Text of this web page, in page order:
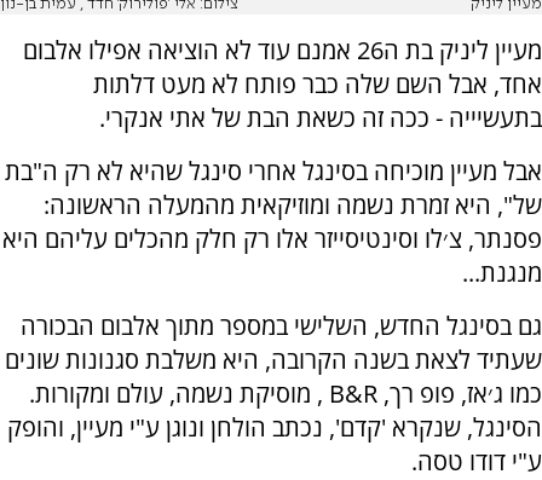
מעיין ליניק צילום: אלי ׳פולירוק׳ חדד , עמית בן-נון
מעיין ליניק בת ה26 אמנם עוד לא הוציאה אפילו אלבום
אחד, אבל השם שלה כבר פותח לא מעט דלתות
בתעשיייה - ככה זה כשאת הבת של אתי אנקרי.
אבל מעיין מוכיחה בסינגל אחרי סינגל שהיא לא רק ה"בת
של", היא זמרת נשמה ומוזיקאית מהמעלה הראשונה:
פסנתר, צ׳לו וסינטיסייזר אלו רק חלק מהכלים עליהם היא
מנגנת...
גם בסינגל החדש, השלישי במספר מתוך אלבום הבכורה
שעתיד לצאת בשנה הקרובה, היא משלבת סגנונות שונים
כמו ג׳אז, פופ רך, B&R , מוסיקת נשמה, עולם ומקורות.
הסינגל, שנקרא 'קדם', נכתב הולחן ונוגן ע"י מעיין, והופק
ע"י דודו טסה.